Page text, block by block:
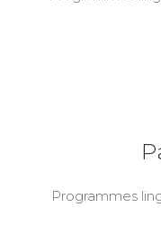
Programmes